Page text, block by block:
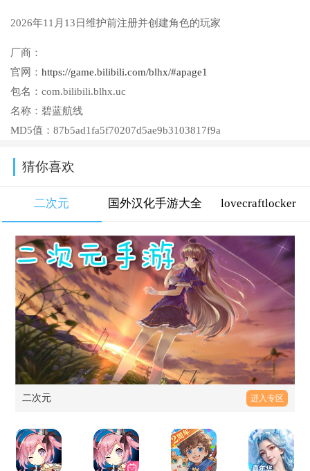
2026年11月13日维护前注册并创建角色的玩家
厂商：
官网： https://game.bilibili.com/blhx/#apage1
包名： com.bilibili.blhx.uc
名称： 碧蓝航线
MD5值： 87b5ad1fa5f70207d5ae9b3103817f9a
猜你喜欢
二次元 国外汉化手游大全 lovecraftlocker
二次元 进入专区